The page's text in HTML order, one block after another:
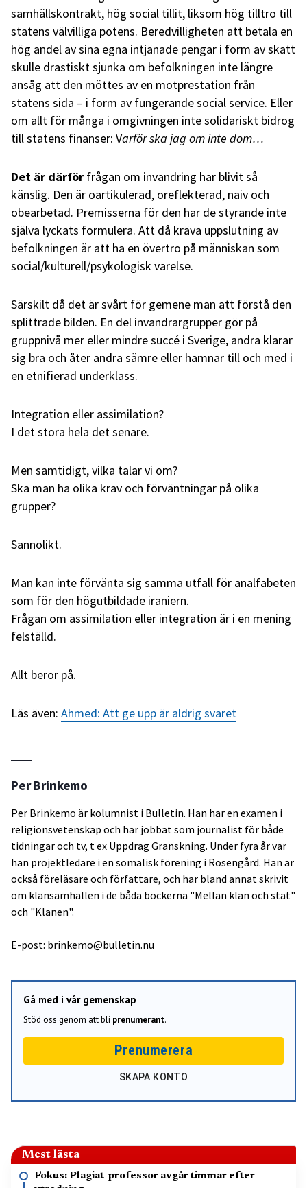
samhällskontrakt, hög social tillit, liksom hög tilltro till
statens välvilliga potens. Beredvilligheten att betala en
hög andel av sina egna intjänade pengar i form av skatt
skulle drastiskt sjunka om befolkningen inte längre
ansåg att den möttes av en motprestation från
statens sida – i form av fungerande social service. Eller
om allt för många i omgivningen inte solidariskt bidrog
till statens finanser: Varför ska jag om inte dom…
Det är därför frågan om invandring har blivit så
känslig. Den är oartikulerad, oreflekterad, naiv och
obearbetad. Premisserna för den har de styrande inte
själva lyckats formulera. Att då kräva uppslutning av
befolkningen är att ha en övertro på människan som
social/kulturell/psykologisk varelse.
Särskilt då det är svårt för gemene man att förstå den
splittrade bilden. En del invandrargrupper gör på
gruppnivå mer eller mindre succé i Sverige, andra klarar
sig bra och åter andra sämre eller hamnar till och med i
en etnifierad underklass.
Integration eller assimilation?
I det stora hela det senare.
Men samtidigt, vilka talar vi om?
Ska man ha olika krav och förväntningar på olika
grupper?
Sannolikt.
Man kan inte förvänta sig samma utfall för analfabeten
som för den högutbildade iraniern.
Frågan om assimilation eller integration är i en mening
felställd.
Allt beror på.
Läs även: Ahmed: Att ge upp är aldrig svaret
Per Brinkemo
Per Brinkemo är kolumnist i Bulletin. Han har en examen i
religionsvetenskap och har jobbat som journalist för både
tidningar och tv, t ex Uppdrag Granskning. Under fyra år var
han projektledare i en somalisk förening i Rosengård. Han är
också föreläsare och författare, och har bland annat skrivit
om klansamhällen i de båda böckerna "Mellan klan och stat"
och "Klanen".
E-post: brinkemo@bulletin.nu
Gå med i vår gemenskap
Stöd oss genom att bli prenumerant.
Prenumerera
SKAPA KONTO
Mest lästa
Fokus: Plagiat-professor avgår timmar efter